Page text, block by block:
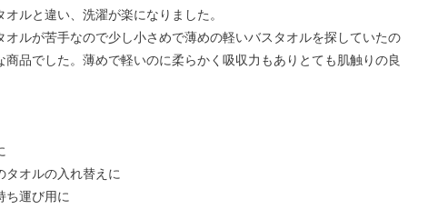
ルと違い、洗濯が楽になりました。
オルが苦手なので少し小さめで薄めの軽いバスタオルを探していたの
商品でした。薄めで軽いのに柔らかく吸収力もありとても肌触りの良
タオルの入れ替えに
ち運び用に